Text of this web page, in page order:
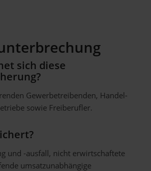
sich diese
Gewerbetreibenden, Handel-
sowie Freiberufler.
und -ausfall, nicht erwirtschaftete
umsatzunabhängige